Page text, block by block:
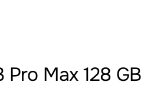
Pro Max 128 GB